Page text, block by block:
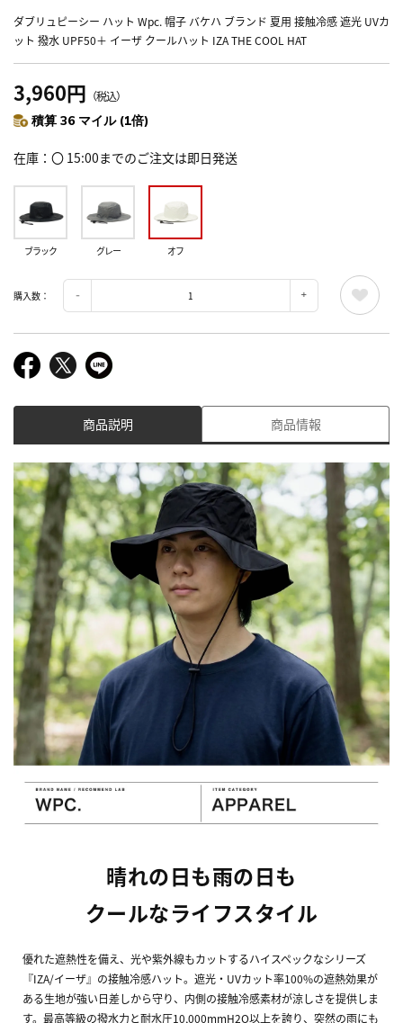
ダブリュピーシー ハット Wpc. 帽子 バケハ ブランド 夏用 接触冷感 遮光 UVカ
ット 撥水 UPF50＋ イーザ クールハット IZA THE COOL HAT
3,960円 （税込）
積算 36 マイル (1倍)
在庫 〇 15:00までのご注文は即日発送
ブラック グレー オフ
購入数：
商品説明 商品情報
晴れの日も雨の日も
クールなライフスタイル
優れた遮熱性を備え、光や紫外線もカットするハイスペックなシリーズ
『IZA/イーザ』の接触冷感ハット。遮光・UVカット率100%の遮熱効果が
ある生地が強い日差しから守り、内側の接触冷感素材が涼しさを提供しま
す。最高等級の撥水力と耐水圧10,000mmH2O以上を誇り、突然の雨にも